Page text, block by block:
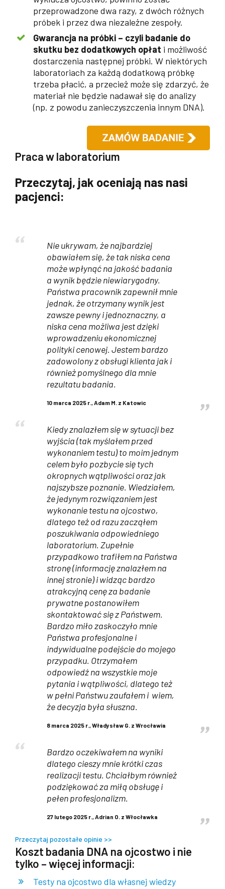
przeprowadzone dwa razy, z dwóch różnych
próbek i przez dwa niezależne zespoły.
Gwarancja na próbki – czyli badanie do
skutku bez dodatkowych opłat i możliwość
dostarczenia następnej próbki. W niektórych
laboratoriach za każdą dodatkową próbkę
trzeba płacić, a przecież może się zdarzyć, że
materiał nie będzie nadawał się do analizy
(np. z powodu zanieczyszczenia innym DNA).
Praca w laboratorium
Przeczytaj, jak oceniają nas nasi
pacjenci:
Nie ukrywam, że najbardziej
obawiałem się, że tak niska cena
może wpłynąć na jakość badania
a wynik będzie niewiarygodny.
Państwa pracownik zapewnił mnie
jednak, że otrzymany wynik jest
zawsze pewny i jednoznaczny, a
niska cena możliwa jest dzięki
wprowadzeniu ekonomicznej
polityki cenowej. Jestem bardzo
zadowolony z obsługi klienta jak i
również pomyślnego dla mnie
rezultatu badania.
10 marca 2025 r., Adam M. z Katowic
Kiedy znalazłem się w sytuacji bez
wyjścia (tak myślałem przed
wykonaniem testu) to moim jednym
celem było pozbycie się tych
okropnych wątpliwości oraz jak
najszybsze poznanie. Wiedziałem,
że jedynym rozwiązaniem jest
wykonanie testu na ojcostwo,
dlatego też od razu zacząłem
poszukiwania odpowiedniego
laboratorium. Zupełnie
przypadkowo trafiłem na Państwa
stronę (informację znalazłem na
innej stronie) i widząc bardzo
atrakcyjną cenę za badanie
prywatne postanowiłem
skontaktować się z Państwem.
Bardzo miło zaskoczyło mnie
Państwa profesjonalne i
indywidualne podejście do mojego
przypadku. Otrzymałem
odpowiedź na wszystkie moje
pytania i wątpliwości, dlatego też
w pełni Państwu zaufałem i wiem,
że decyzja była słuszna.
8 marca 2025 r., Władysław G. z Wrocławia
Bardzo oczekiwałem na wyniki
dlatego cieszy mnie krótki czas
realizacji testu. Chciałbym również
podziękować za miłą obsługę i
pełen profesjonalizm.
27 lutego 2025 r., Adrian O. z Włocławka
Przeczytaj pozostałe opinie >>
Koszt badania DNA na ojcostwo i nie
tylko – więcej informacji:
Testy na ojcostwo dla własnej wiedzy